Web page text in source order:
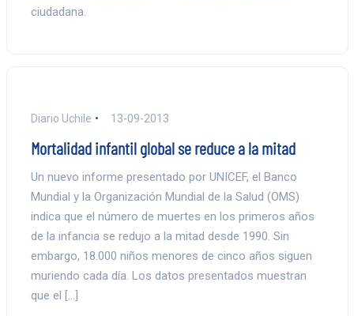
ciudadana.
Diario Uchile 13-09-2013
Mortalidad infantil global se reduce a la mitad
Un nuevo informe presentado por UNICEF, el Banco
Mundial y la Organización Mundial de la Salud (OMS)
indica que el número de muertes en los primeros años
de la infancia se redujo a la mitad desde 1990. Sin
embargo, 18.000 niños menores de cinco años siguen
muriendo cada día. Los datos presentados muestran
que el […]